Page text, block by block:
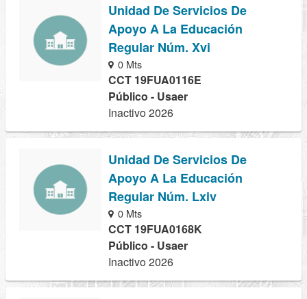
Unidad De Servicios De
Apoyo A La Educación
Regular Núm. Xvi
0 Mts
CCT 19FUA0116E
Público - Usaer
Inactivo 2026
Unidad De Servicios De
Apoyo A La Educación
Regular Núm. Lxiv
0 Mts
CCT 19FUA0168K
Público - Usaer
Inactivo 2026